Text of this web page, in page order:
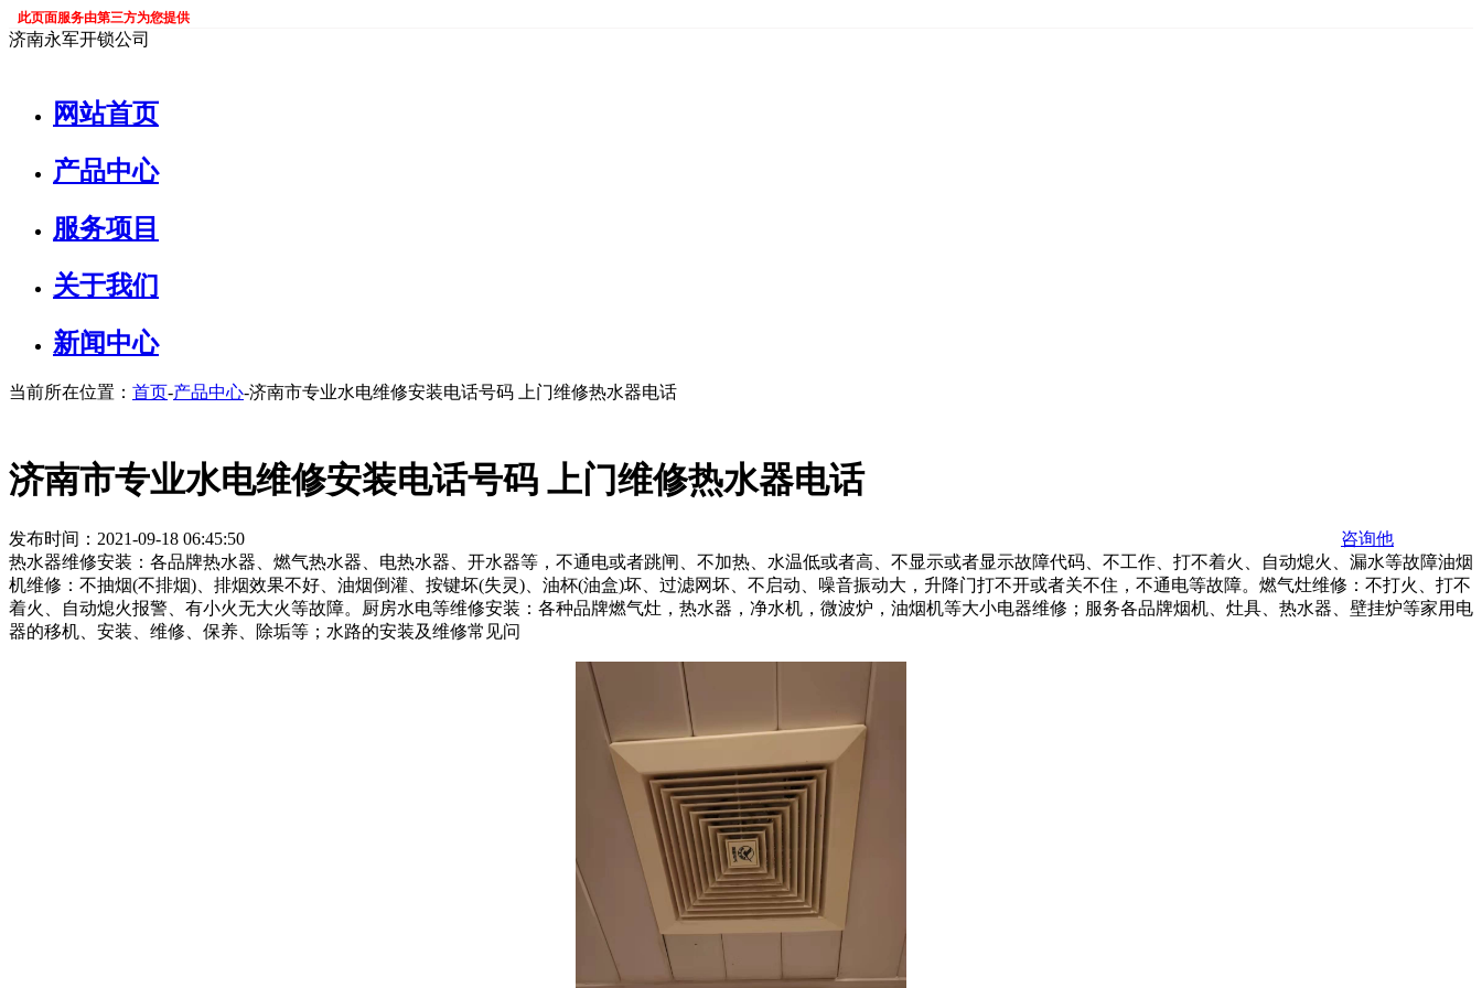
此页面服务由第三方为您提供
济南永军开锁公司
网站首页
产品中心
服务项目
关于我们
新闻中心
当前所在位置： 首页-产品中心-济南市专业水电维修安装电话号码 上门维修热水器电话
济南市专业水电维修安装电话号码 上门维修热水器电话
发布时间：2021-09-18 06:45:50
咨询他
热水器维修安装：各品牌热水器、燃气热水器、电热水器、开水器等，不通电或者跳闸、不加热、水温低或者高、不显示或者显示故障代码、不工作、打不着火、自动熄火、漏水等故障油烟
机维修：不抽烟(不排烟)、排烟效果不好、油烟倒灌、按键坏(失灵)、油杯(油盒)坏、过滤网坏、不启动、噪音振动大，升降门打不开或者关不住，不通电等故障。燃气灶维修：不打火、打不
着火、自动熄火报警、有小火无大火等故障。厨房水电等维修安装：各种品牌燃气灶，热水器，净水机，微波炉，油烟机等大小电器维修；服务各品牌烟机、灶具、热水器、壁挂炉等家用电
器的移机、安装、维修、保养、除垢等；水路的安装及维修常见问